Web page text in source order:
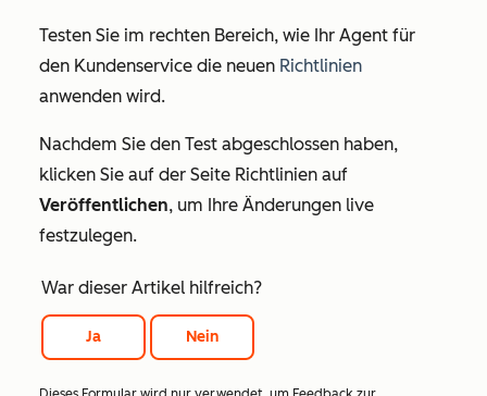
Testen Sie im rechten Bereich, wie Ihr Agent für
den Kundenservice die neuen Richtlinien
anwenden wird.
Nachdem Sie den Test abgeschlossen haben,
klicken Sie auf der Seite Richtlinien auf
Veröffentlichen, um Ihre Änderungen live
festzulegen.
War dieser Artikel hilfreich?
Ja Nein